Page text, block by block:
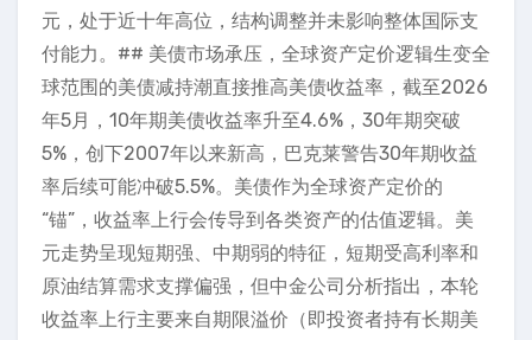
元，处于近十年高位，结构调整并未影响整体国际支
付能力。## 美债市场承压，全球资产定价逻辑生变全
球范围的美债减持潮直接推高美债收益率，截至2026
年5月，10年期美债收益率升至4.6%，30年期突破
5%，创下2007年以来新高，巴克莱警告30年期收益
率后续可能冲破5.5%。美债作为全球资产定价的
“锚”，收益率上行会传导到各类资产的估值逻辑。美
元走势呈现短期强、中期弱的特征，短期受高利率和
原油结算需求支撑偏强，但中金公司分析指出，本轮
收益率上行主要来自期限溢价（即投资者持有长期美